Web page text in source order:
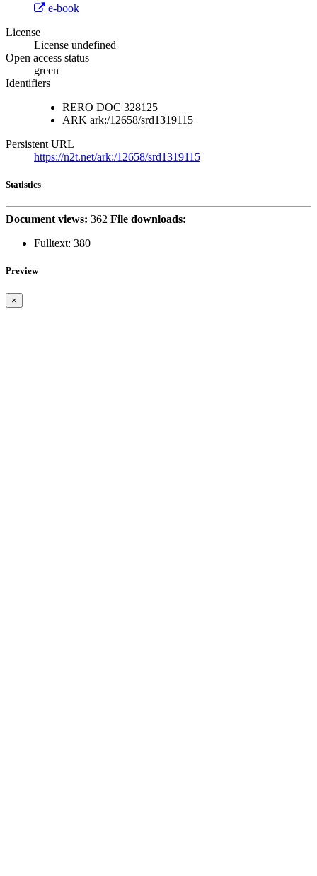
e-book
License
License undefined
Open access status
green
Identifiers
RERO DOC 328125
ARK ark:/12658/srd1319115
Persistent URL
https://n2t.net/ark:/12658/srd1319115
Statistics
Document views: 362 File downloads:
Fulltext: 380
Preview
×